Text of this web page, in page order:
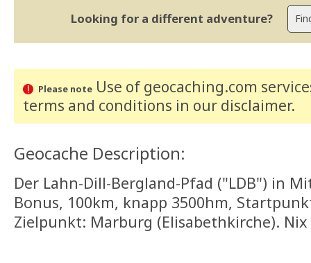
Looking for a different adventure?
Please noteUse of geocaching.com
terms and conditions in our disclaimer.
Geocache Description:
Der Lahn-Dill-Bergland-Pfad ("LDB") in
Bonus, 100km, knapp 3500hm,
Zielpunkt: Marburg (Elisabethkirche).